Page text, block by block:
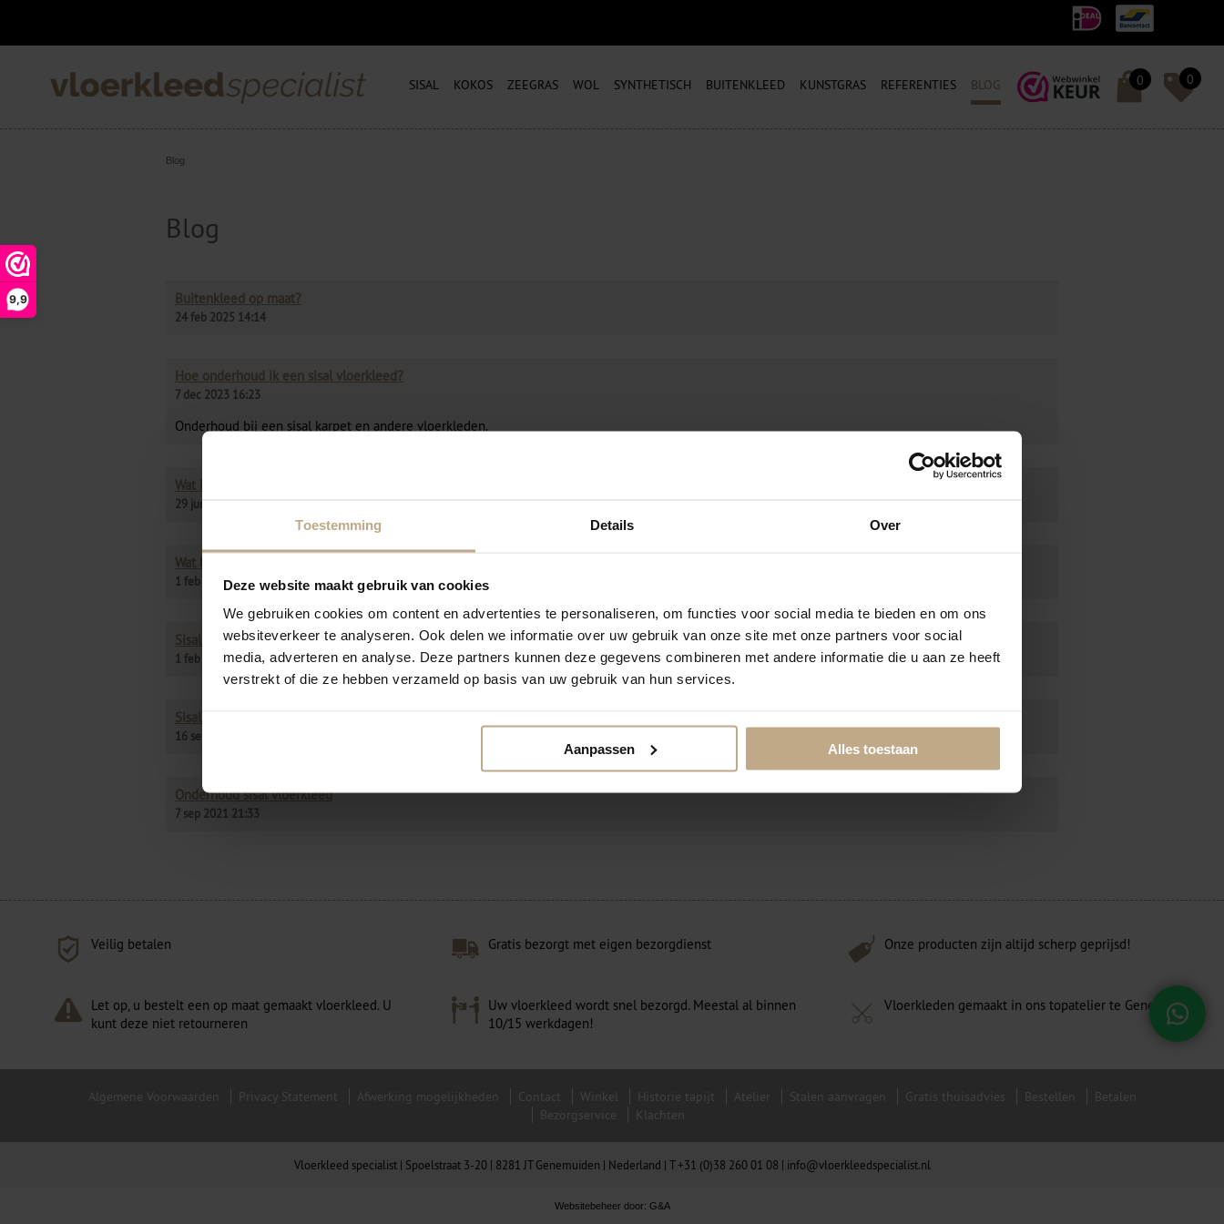
Toestemming Details Over
Deze website maakt gebruik van cookies
We gebruiken cookies om content en advertenties te personaliseren, om functies voor social media te bieden en om ons
websiteverkeer te analyseren. Ook delen we informatie over uw gebruik van onze site met onze partners voor social
media, adverteren en analyse. Deze partners kunnen deze gegevens combineren met andere informatie die u aan ze heeft
verstrekt of die ze hebben verzameld op basis van uw gebruik van hun services.
Aanpassen Alles toestaan
9,9
SISAL KOKOS ZEEGRAS WOL SYNTHETISCH BUITENKLEED KUNSTGRAS REFERENTIES BLOG 0 0
Blog
Blog
Buitenkleed op maat?
24 feb 2025 14:14
Hoe onderhoud ik een sisal vloerkleed?
7 dec 2023 16:23
Onderhoud bij een sisal karpet en andere vloerkleden.
Wat is een sisal vloerkleed?
29 jun 2023 16:16
Wat kost een sisal vloerkleed?
1 feb 2022 09:11
Sisal vloerkleed kopen?
1 feb 2022 09:00
Sisal vloerkleed op maat?
16 sep 2021 16:11
Onderhoud sisal vloerkleed
7 sep 2021 21:33
Veilig betalen Gratis bezorgt met eigen bezorgdienst Onze producten zijn altijd scherp geprijsd!
Let op, u bestelt een op maat gemaakt vloerkleed. U
kunt deze niet retourneren
Uw vloerkleed wordt snel bezorgd. Meestal al binnen
10/15 werkdagen!
Vloerkleden gemaakt in ons topatelier te Genemuiden!
Algemene Voorwaarden Privacy Statement Afwerking mogelijkheden Contact Winkel Historie tapijt Atelier Stalen aanvragen Gratis thuisadvies Bestellen
Betalen
Bezorgservice
Klachten
Vloerkleed specialist | Spoelstraat 3-20 | 8281 JT Genemuiden | Nederland | T +31 (0)38 260 01 08 | info@vloerkleedspecialist.nl
Websitebeheer door: G&A